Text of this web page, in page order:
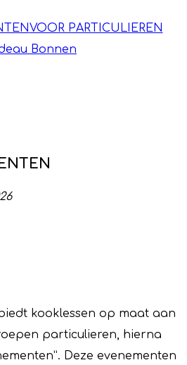
VOOR PARTICULIEREN
Bonnen
kooklessen op maat aan
particulieren, hierna
Deze evenementen